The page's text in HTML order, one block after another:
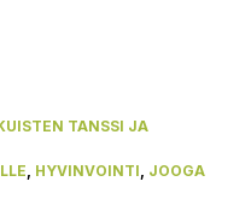
TANSSI JA
HYVINVOINTI JOOGA